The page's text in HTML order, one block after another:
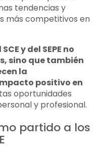
tendencias y
más competitivos en
y del SEPE no
sino que también
la
positivo en
oportunidades
y profesional.
partido a los